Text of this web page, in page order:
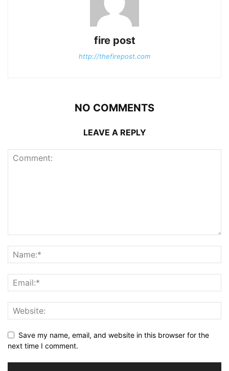
fire post
http://thefirepost.com
NO COMMENTS
LEAVE A REPLY
Save my name, email, and website in this browser for the
next time I comment.